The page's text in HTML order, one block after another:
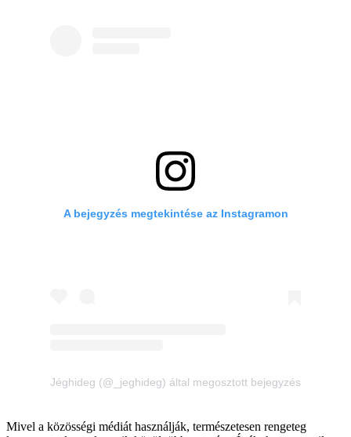
A bejegyzés megtekintése az Instagramon
Jéghideg (@_jeghideg) által megosztott bejegyzés
Mivel a közösségi médiát használják, természetesen rengeteg